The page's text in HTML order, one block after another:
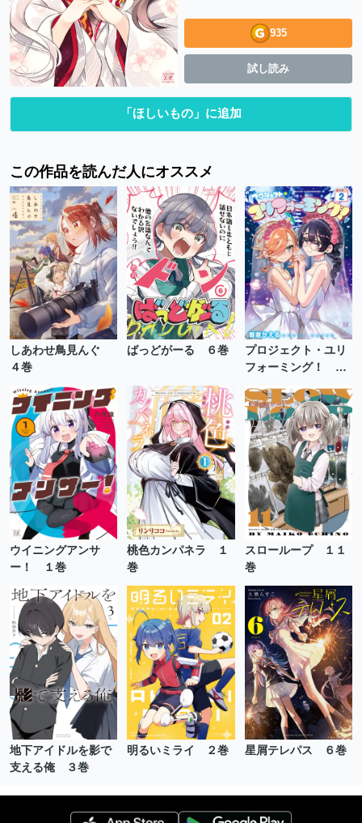
935
試し読み
「ほしいもの」に追加
この作品を読んだ人にオススメ
しあわせ鳥見んぐ
４巻
ばっどがーる ６巻
プロジェクト・ユリ
フォーミング！ ２
ウイニングアンサ
ー！ １巻
桃色カンパネラ １
巻
スローループ １１
巻
地下アイドルを影で
支える俺 ３巻
明るいミライ ２巻 星屑テレパス ６巻